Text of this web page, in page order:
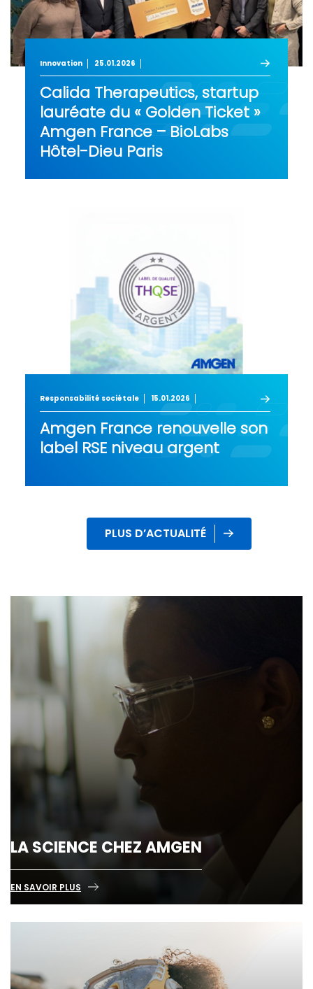
Innovation 25.01.2026
Calida Therapeutics, startup
lauréate du « Golden Ticket »
Amgen France – BioLabs
Hôtel-Dieu Paris
Responsabilité sociétale 15.01.2026
Amgen France renouvelle son
label RSE niveau argent
PLUS D’ACTUALITÉ
LA SCIENCE CHEZ AMGEN
EN SAVOIR PLUS